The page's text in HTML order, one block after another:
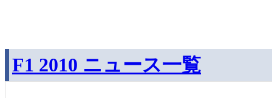
F1 2010 ニュース一覧